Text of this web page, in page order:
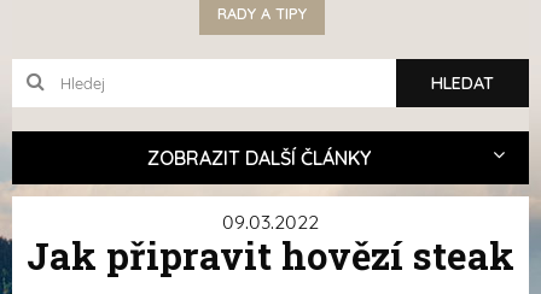
RADY A TIPY
ZOBRAZIT DALŠÍ ČLÁNKY
09.03.2022
Jak připravit hovězí steak